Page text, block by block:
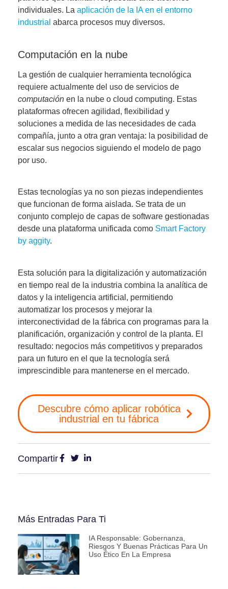
individuales. La aplicación de la IA en el entorno
industrial abarca procesos muy diversos.
Computación en la nube
La gestión de cualquier herramienta tecnológica
requiere actualmente del uso de servicios de
computación en la nube o cloud computing. Estas
plataformas ofrecen agilidad, flexibilidad y
soluciones a medida de las necesidades de cada
compañía, junto a otra gran ventaja: la posibilidad de
escalar sus negocios siguiendo el modelo de pago
por uso.
Estas tecnologías ya no son piezas independientes
que funcionan de forma aislada. Se trata de un
conjunto complejo de capas de software gestionadas
desde una plataforma unificada como Smart Factory
by aggity.
Esta solución para la digitalización y automatización
en tiempo real de la industria combina la analítica de
datos y la inteligencia artificial, permitiendo
automatizar los procesos y mejorar la
interconectividad de la fábrica con programas para la
planificación, organización y control de la planta. El
resultado: negocios más competitivos y preparados
para un futuro en el que la tecnología será
imprescindible para mantenerse en el mercado.
Descubre cómo aplicar robótica
industrial en tu fábrica
Compartir
Más Entradas Para Ti
IA Responsable: Gobernanza,
Riesgos Y Buenas Prácticas Para Un
Uso Ético En La Empresa